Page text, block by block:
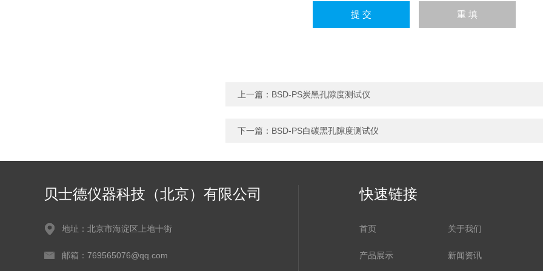
上一篇： BSD-PS炭黑孔隙度测试仪
下一篇： BSD-PS白碳黑孔隙度测试仪
贝士德仪器科技（北京）有限公司
地址：北京市海淀区上地十街
邮箱：769565076@qq.com
快速链接
首页 关于我们
产品展示 新闻资讯